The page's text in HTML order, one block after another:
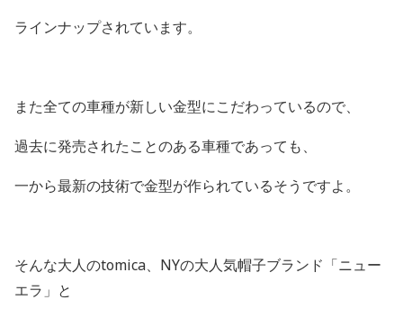
ラインナップされています。
また全ての車種が新しい金型にこだわっているので、
過去に発売されたことのある車種であっても、
一から最新の技術で金型が作られているそうですよ。
そんな大人のtomica、NYの大人気帽子ブランド「ニュー
エラ」と